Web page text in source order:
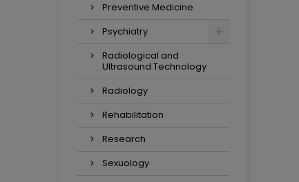
Preventive Medicine
Psychiatry
Radiological and
Ultrasound Technology
Radiology
Rehabilitation
Research
Sexuology